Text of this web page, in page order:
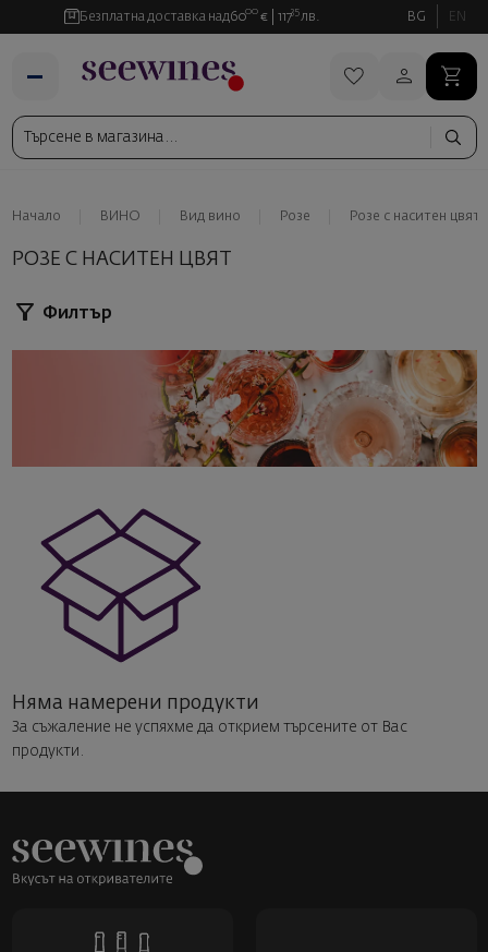
Безплатна доставка над6000 € 11735 лв. BG EN
Начало ВИНО Вид вино Розе Розе с наситен цвят
РОЗЕ С НАСИТЕН ЦВЯТ
Филтър
Няма намерени продукти
За съжаление не успяхме да открием търсените от Вас
продукти.